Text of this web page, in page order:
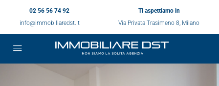
02 56 56 74 92
info@immobiliaredst.it
Ti aspettiamo in
Via Privata Trasimeno 8, Milano